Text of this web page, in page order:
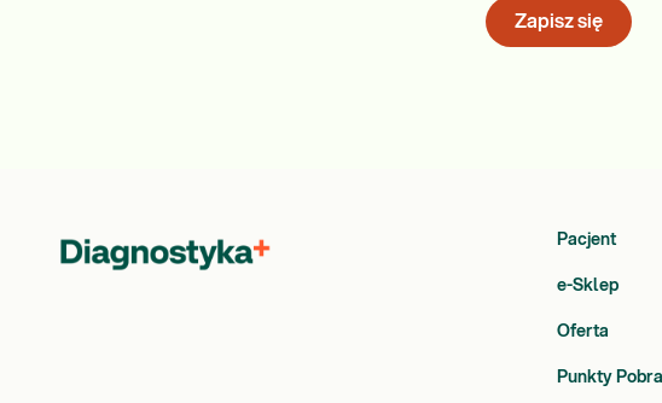
Zapisz się
Pacjent
e-Sklep
Oferta
Punkty